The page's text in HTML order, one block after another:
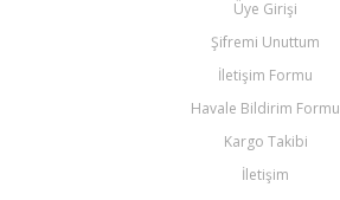
Üye Girişi
Şifremi Unuttum
İletişim Formu
Havale Bildirim Formu
Kargo Takibi
İletişim